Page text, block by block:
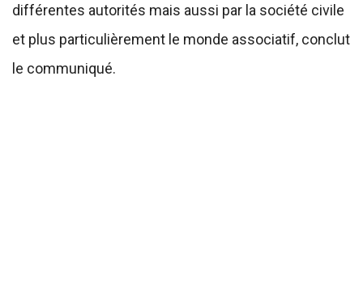
différentes autorités mais aussi par la société civile
et plus particulièrement le monde associatif, conclut
le communiqué.